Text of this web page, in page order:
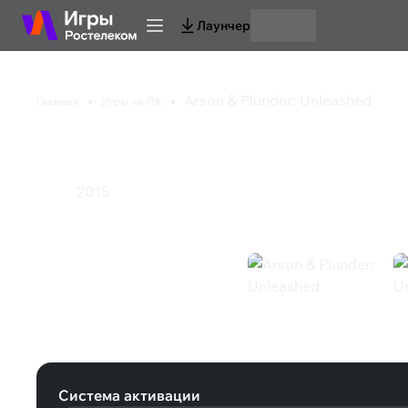
Лаунчер
Система активации